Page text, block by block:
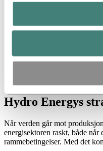
Hydros
Kraftens kraft -
Kraftproduksjon og
Energi
Hydro Energys
Når verden går mot
energisektoren raskt, både
rammebetingelser. Med det